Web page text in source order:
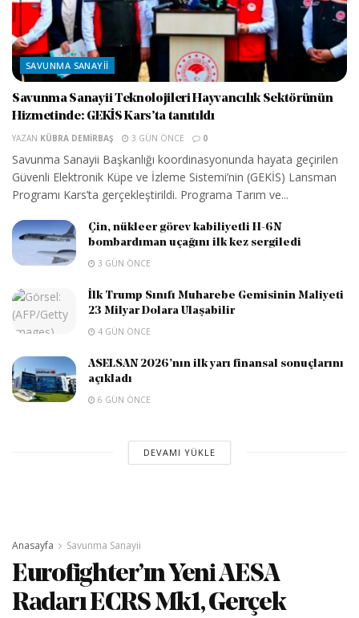
SAVUNMA SANAYII
Savunma Sanayii Teknolojileri Hayvancılık Sektörünün
Hizmetinde: GEKİS Kars’ta tanıtıldı
YAZAN KÜBRA DEMIRBAŞ 3 GÜN ÖNCE 0
Savunma Sanayii Başkanlığı koordinasyonunda hayata geçirilen
Güvenli Elektronik Küpe ve İzleme Sistemi’nin (GEKİS) Lansman
Programı Kars’ta gerçekleştirildi. Programa Tarım ve...
Çin, nükleer görev kabiliyetli H-6N
bombardıman uçağını ilk kez sergiledi
3 GÜN ÖNCE
İlk Trump Sınıfı Muharebe Gemisinin Maliyeti
23 Milyar Dolara Ulaşabilir
4 GÜN ÖNCE
ASELSAN 2026’nın ilk yarı finansal sonuçlarını
açıkladı
6 GÜN ÖNCE
DEVAMI YÜKLE
Anasayfa Savunma Sanayii
Eurofighter’ın Yeni AESA
Radarı ECRS Mk1, Gerçek